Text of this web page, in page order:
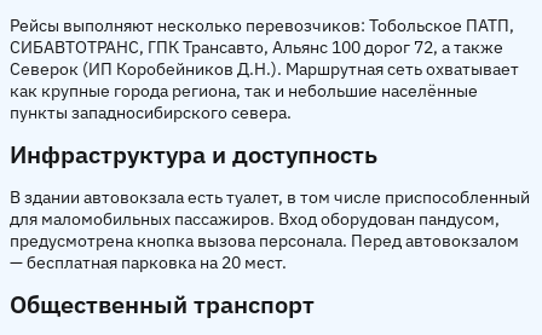
Рейсы выполняют несколько перевозчиков: Тобольское ПАТП,
СИБАВТОТРАНС, ГПК Трансавто, Альянс 100 дорог 72, а также
Северок (ИП Коробейников Д.Н.). Маршрутная сеть охватывает
как крупные города региона, так и небольшие населённые
пункты западносибирского севера.
Инфраструктура и доступность
В здании автовокзала есть туалет, в том числе приспособленный
для маломобильных пассажиров. Вход оборудован пандусом,
предусмотрена кнопка вызова персонала. Перед автовокзалом
— бесплатная парковка на 20 мест.
Общественный транспорт